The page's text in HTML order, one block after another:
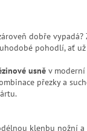
dobře
pohodlí, ať
usně v
přezky a
klenbu nožní a